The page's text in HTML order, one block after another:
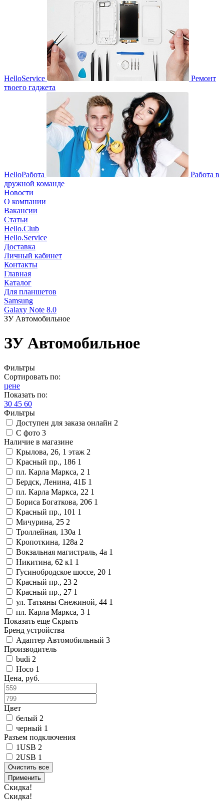
HelloService
Ремонт
твоего гаджета
HelloРабота
Работа в
дружной команде
Новости
О компании
Вакансии
Статьи
Hello.Club
Hello.Service
Доставка
Личный кабинет
Контакты
Главная
Каталог
Для планшетов
Samsung
Galaxy Note 8.0
ЗУ Автомобильное
ЗУ Автомобильное
Фильтры
Сортировать по:
цене
Показать по:
30 45 60
Фильтры
Доступен для заказа онлайн 2
С фото 3
Наличие в магазине
Крылова, 26, 1 этаж 2
Красный пр., 186 1
пл. Карла Маркса, 2 1
Бердск, Ленина, 41Б 1
пл. Карла Маркса, 22 1
Бориса Богаткова, 206 1
Красный пр., 101 1
Мичурина, 25 2
Троллейная, 130а 1
Кропоткина, 128а 2
Вокзальная магистраль, 4а 1
Никитина, 62 к1 1
Гусинобродское шоссе, 20 1
Красный пр., 23 2
Красный пр., 27 1
ул. Татьяны Снежиной, 44 1
пл. Карла Маркса, 3 1
Показать еще Скрыть
Бренд устройства
Адаптер Автомобильный 3
Производитель
budi 2
Hoco 1
Цена, руб.
Цвет
белый 2
черный 1
Разъем подключения
1USB 2
2USB 1
Очистить все
Применить
Скидка!
Скидка!